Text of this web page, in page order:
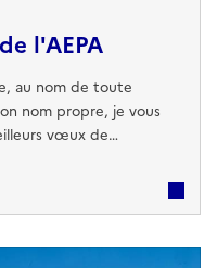
l'AEPA
au nom de toute
nom propre, je vous
vœux de
les vivons, je nous